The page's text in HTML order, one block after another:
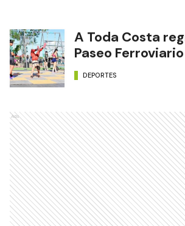
A Toda Costa
Paseo Ferroviario
DEPORTES
Ads